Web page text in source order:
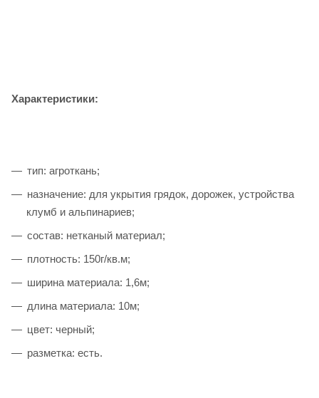
Характеристики:
тип: агроткань;
назначение: для укрытия грядок, дорожек, устройства
клумб и альпинариев;
состав: нетканый материал;
плотность: 150г/кв.м;
ширина материала: 1,6м;
длина материала: 10м;
цвет: черный;
разметка: есть.